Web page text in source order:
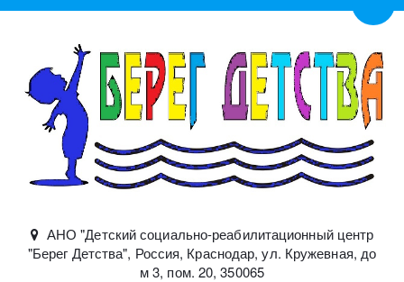
АНО "Детский социально-реабилитационный центр
"Берег Детства", Россия, Краснодар,ул. Кружевная, до
м 3, пом. 20,350065